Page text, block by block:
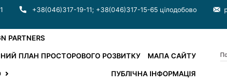
+38(046)317-19-11; +38(046)317-15-65 цілодобово
PARTNERS
ПЛАН ПРОСТОРОВОГО РОЗВИТКУ МАПА САЙТУ
ПУБЛІЧНА ІНФОРМАЦІЯ